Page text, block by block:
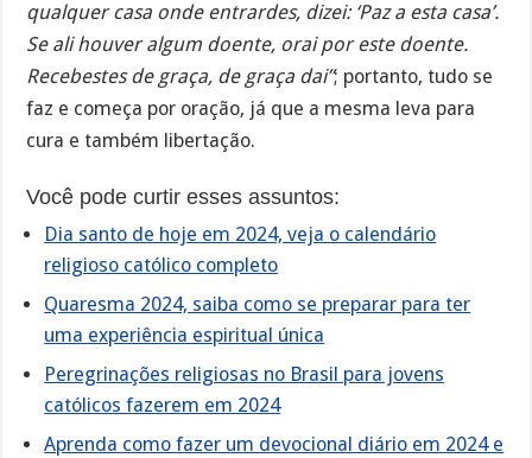
qualquer casa onde entrardes, dizei: ‘Paz a esta casa’.
Se ali houver algum doente, orai por este doente.
Recebestes de graça, de graça dai”; portanto, tudo se
faz e começa por oração, já que a mesma leva para
cura e também libertação.
Você pode curtir esses assuntos:
Dia santo de hoje em 2024, veja o calendário
religioso católico completo
Quaresma 2024, saiba como se preparar para ter
uma experiência espiritual única
Peregrinações religiosas no Brasil para jovens
católicos fazerem em 2024
Aprenda como fazer um devocional diário em 2024 e